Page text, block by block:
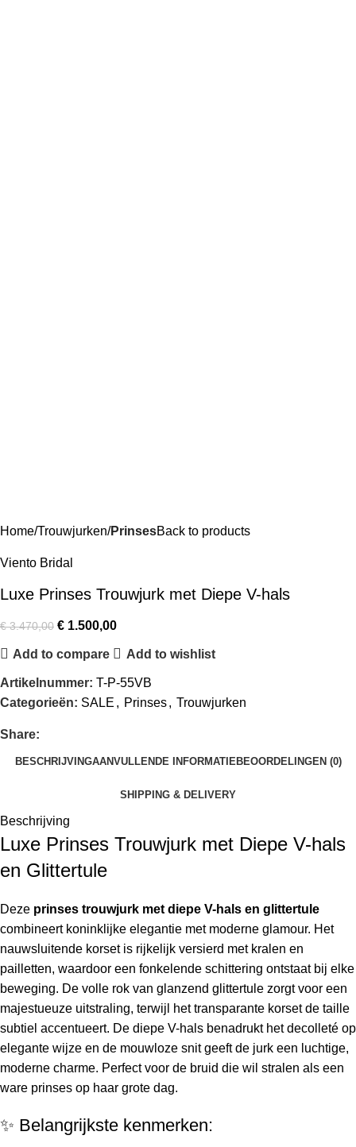
Home Trouwjurken PrinsesBack to products
Viento Bridal
Luxe Prinses Trouwjurk met Diepe V-hals
€3.470,00 € 1.500,00
Add to compare Add to wishlist
Artikelnummer: T-P-55VB
Categorieën: SALE , Prinses, Trouwjurken
Share:
BESCHRIJVINGAANVULLENDE INFORMATIEBEOORDELINGEN (0)
SHIPPING & DELIVERY
Beschrijving
Luxe Prinses Trouwjurk met Diepe V-hals
en Glittertule
Deze prinses trouwjurk met diepe V-hals en glittertule
combineert koninklijke elegantie met moderne glamour. Het
nauwsluitende korset is rijkelijk versierd met kralen en
pailletten, waardoor een fonkelende schittering ontstaat bij elke
beweging. De volle rok van glanzend glittertule zorgt voor een
majestueuze uitstraling, terwijl het transparante korset de taille
subtiel accentueert. De diepe V-hals benadrukt het decolleté op
elegante wijze en de mouwloze snit geeft de jurk een luchtige,
moderne charme. Perfect voor de bruid die wil stralen als een
ware prinses op haar grote dag.
✨ Belangrijkste kenmerken: